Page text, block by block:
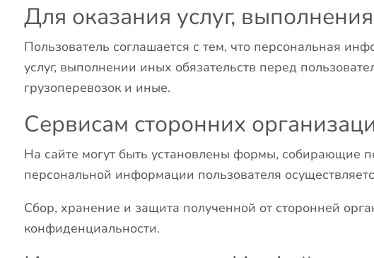
Для оказания услуг,
Пользователь соглашается с тем, что персональная
услуг, выполнении иных обязательств перед
грузоперевозок и иные.
Сервисам сторонних
На сайте могут быть установлены формы, собирающие
персональной информации пользователя
Сбор, хранение и защита полученной от сторонней
конфиденциальности.